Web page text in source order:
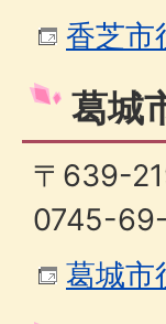
香芝市
葛城
〒639-
0745-
葛城市